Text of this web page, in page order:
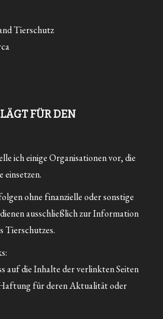
FÜR DEN
ohne finanzielle oder sonstige
Tierschutzes.
auf die Inhalte der verlinkten Seiten
für deren Aktualität oder